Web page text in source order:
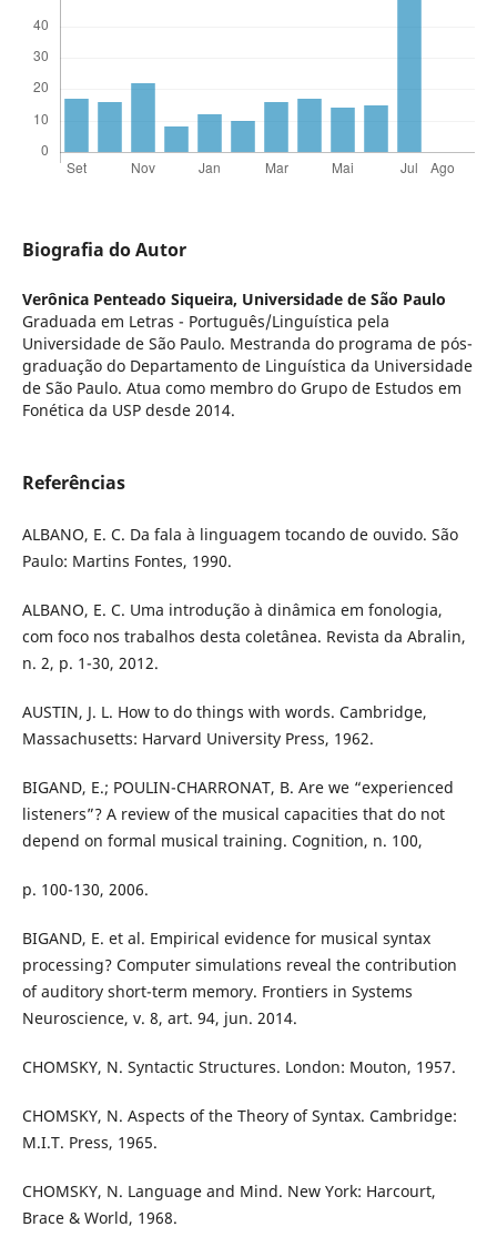
Biografia do Autor
Verônica Penteado Siqueira, Universidade de São Paulo
Graduada em Letras - Português/Linguística pela
Universidade de São Paulo. Mestranda do programa de pós-
graduação do Departamento de Linguística da Universidade
de São Paulo. Atua como membro do Grupo de Estudos em
Fonética da USP desde 2014.
Referências
ALBANO, E. C. Da fala à linguagem tocando de ouvido. São
Paulo: Martins Fontes, 1990.
ALBANO, E. C. Uma introdução à dinâmica em fonologia,
com foco nos trabalhos desta coletânea. Revista da Abralin,
n. 2, p. 1-30, 2012.
AUSTIN, J. L. How to do things with words. Cambridge,
Massachusetts: Harvard University Press, 1962.
BIGAND, E.; POULIN-CHARRONAT, B. Are we “experienced
listeners”? A review of the musical capacities that do not
depend on formal musical training. Cognition, n. 100,
p. 100-130, 2006.
BIGAND, E. et al. Empirical evidence for musical syntax
processing? Computer simulations reveal the contribution
of auditory short-term memory. Frontiers in Systems
Neuroscience, v. 8, art. 94, jun. 2014.
CHOMSKY, N. Syntactic Structures. London: Mouton, 1957.
CHOMSKY, N. Aspects of the Theory of Syntax. Cambridge:
M.I.T. Press, 1965.
CHOMSKY, N. Language and Mind. New York: Harcourt,
Brace & World, 1968.